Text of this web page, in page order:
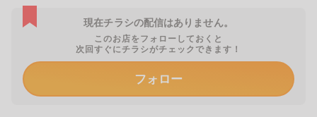
現在チラシの配信はありません。
このお店をフォローしておくと
次回すぐにチラシがチェックできます！
フォロー